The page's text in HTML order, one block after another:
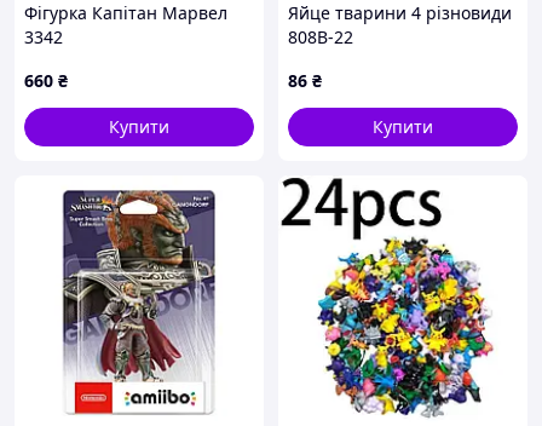
Фігурка Капітан Марвел
3342
660 ₴
Купити
Яйце тварини 4 різновиди
808B-22
86 ₴
Купити